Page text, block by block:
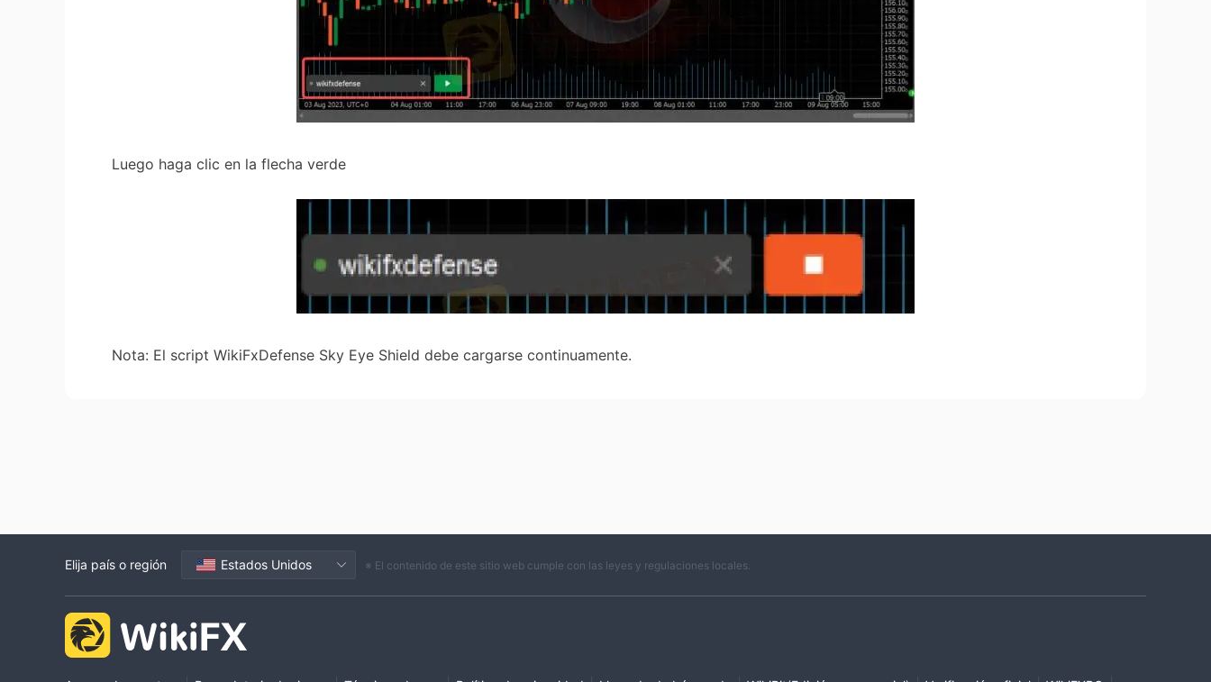
Luego haga clic en la flecha verde
Nota: El script WikiFxDefense Sky Eye Shield debe cargarse continuamente.
Elija país o región Estados Unidos ※ El contenido de este sitio web cumple con las leyes y regulaciones locales.